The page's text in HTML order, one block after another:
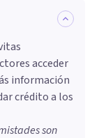
acceder
información
crédito a los
son